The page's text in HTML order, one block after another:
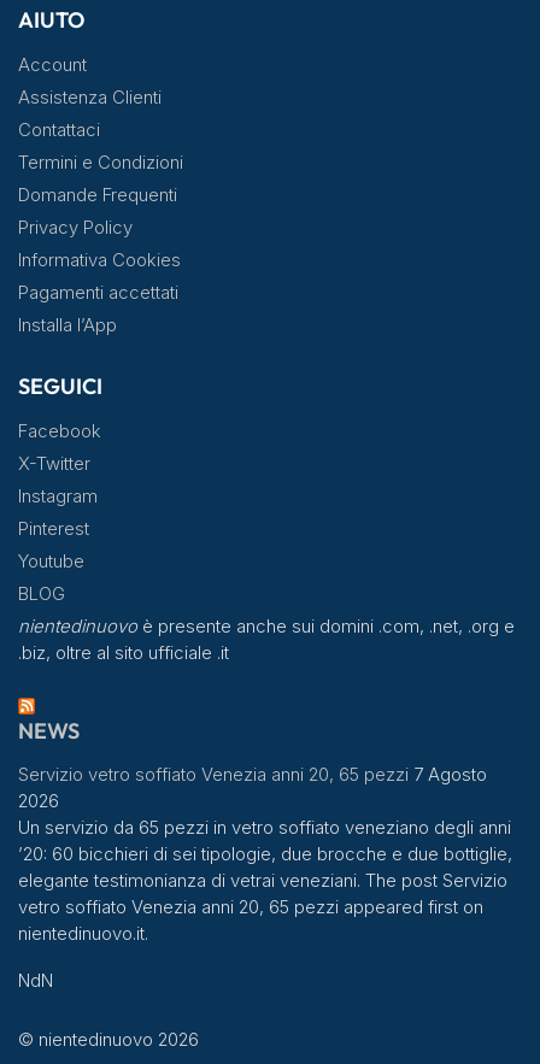
AIUTO
Account
Assistenza Clienti
Contattaci
Termini e Condizioni
Domande Frequenti
Privacy Policy
Informativa Cookies
Pagamenti accettati
Installa l’App
SEGUICI
Facebook
X-Twitter
Instagram
Pinterest
Youtube
BLOG
nientedinuovoè presente anche sui domini .com, .net, .org e
.biz, oltre al sito ufficiale .it
NEWS
Servizio vetro soffiato Venezia anni 20, 65 pezzi 7 Agosto
2026
Un servizio da 65 pezzi in vetro soffiato veneziano degli anni
’20: 60 bicchieri di sei tipologie, due brocche e due bottiglie,
elegante testimonianza di vetrai veneziani. The post Servizio
vetro soffiato Venezia anni 20, 65 pezzi appeared first on
nientedinuovo.it.
NdN
© nientedinuovo 2026